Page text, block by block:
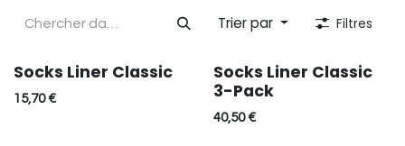
Trier par Filtres
Socks Liner Classic
15,70€
Socks Liner Classic
3-Pack
40,50€